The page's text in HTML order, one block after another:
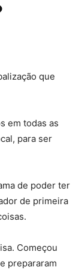
que
em todas as
para ser
de poder ter
de primeira
Começou
prepararam